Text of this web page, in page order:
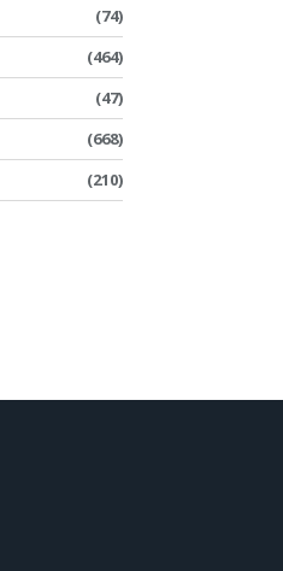
(74)
(464)
(47)
(668)
(210)